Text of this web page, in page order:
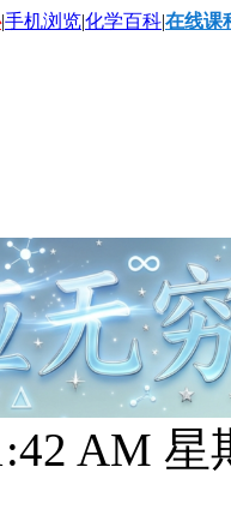
|手机浏览|化学百科|在线课
AM 星